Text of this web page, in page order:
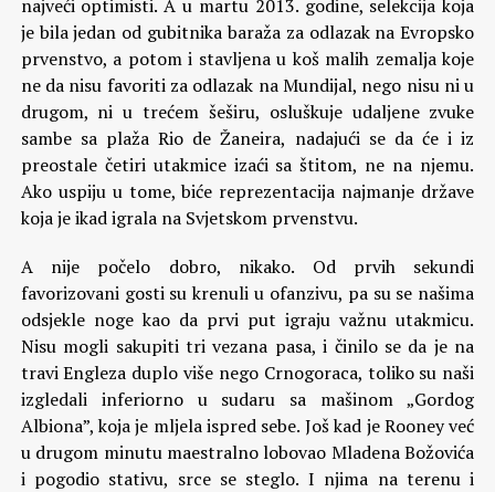
najveći optimisti. A u martu 2013. godine, selekcija koja
je bila jedan od gubitnika baraža za odlazak na Evropsko
prvenstvo, a potom i stavljena u koš malih zemalja koje
ne da nisu favoriti za odlazak na Mundijal, nego nisu ni u
drugom, ni u trećem šeširu, osluškuje udaljene zvuke
sambe sa plaža Rio de Žaneira, nadajući se da će i iz
preostale četiri utakmice izaći sa štitom, ne na njemu.
Ako uspiju u tome, biće reprezentacija najmanje države
koja je ikad igrala na Svjetskom prvenstvu.
A nije počelo dobro, nikako. Od prvih sekundi
favorizovani gosti su krenuli u ofanzivu, pa su se našima
odsjekle noge kao da prvi put igraju važnu utakmicu.
Nisu mogli sakupiti tri vezana pasa, i činilo se da je na
travi Engleza duplo više nego Crnogoraca, toliko su naši
izgledali inferiorno u sudaru sa mašinom „Gordog
Albiona”, koja je mljela ispred sebe. Još kad je Rooney već
u drugom minutu maestralno lobovao Mladena Božovića
i pogodio stativu, srce se steglo. I njima na terenu i